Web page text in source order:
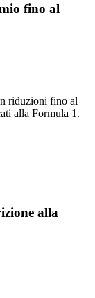
fino al
riduzioni fino al
alla Formula 1.
alla